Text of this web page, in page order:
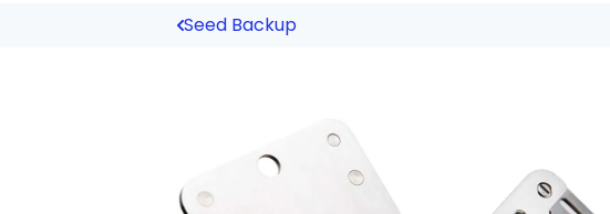
Seed Backup